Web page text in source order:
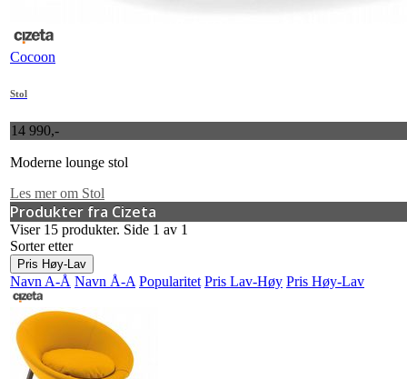
Cocoon
Stol
14 990,-
Moderne lounge stol
Les mer om Stol
Produkter fra Cizeta
Viser 15 produkter. Side 1 av 1
Sorter etter
Pris Høy-Lav
Navn A-Å Navn Å-A Popularitet Pris Lav-Høy Pris Høy-Lav